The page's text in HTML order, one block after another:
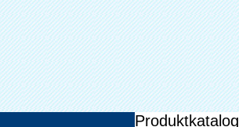
Produktkatalog